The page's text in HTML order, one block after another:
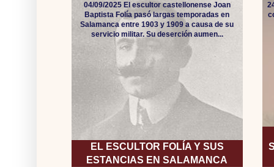
EL ESCULTOR FOLÍA Y SUS
ESTANCIAS EN SALAMANCA
04/09/2025 El escultor castellonense Joan
Baptista Folía pasó largas temporadas en
Salamanca entre 1903 y 1909 a causa de su
servicio militar. Su deserción aumen...